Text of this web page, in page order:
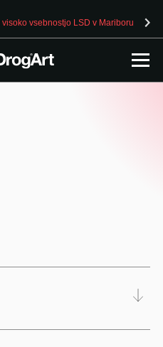
vsebnostjo LSD v Mariboru